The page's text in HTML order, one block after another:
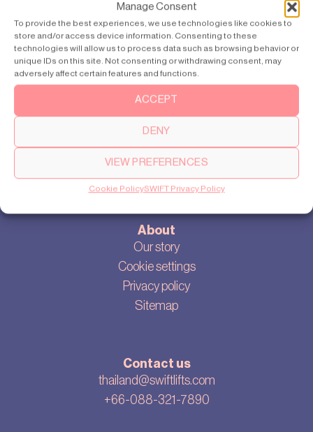
Manage Consent
To provide the best experiences, we use technologies like cookies to
store and/or access device information. Consenting to these
technologies will allow us to process data such as browsing behavior or
unique IDs on this site. Not consenting or withdrawing consent, may
adversely affect certain features and functions.
ACCEPT
DENY
VIEW PREFERENCES
Cookie PolicySWIFT Privacy Policy
Products
About
Our story
Cookie settings
Privacy policy
Sitemap
Contact us
thailand@swiftlifts.com
+66-088-321-7890